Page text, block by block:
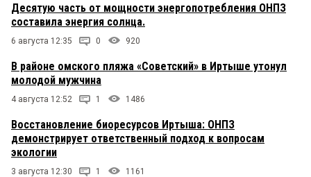
Десятую часть от мощности энергопотребления ОНПЗ
составила энергия солнца.
6 августа 12:35 0 920
В районе омского пляжа «Советский» в Иртыше утонул
молодой мужчина
4 августа 12:52 1 1486
Восстановление биоресурсов Иртыша: ОНПЗ
демонстрирует ответственный подход к вопросам
экологии
3 августа 12:30 1 1161